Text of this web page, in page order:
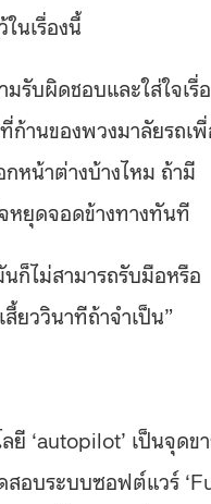
นเรื่องนี้
รับผิดชอบและใส่ใจเรื่
ก้านของพวงมาลัยรถเ
หน้าต่างบ้างไหม ถ้ามี
หยุดจอดข้างทางทันที
ก็ไม่สามารถรับมือหรือ
ยววินาทีถ้าจำเป็น”
‘autopilot’ เป็นจุดข
อบระบบซอฟต์แวร์